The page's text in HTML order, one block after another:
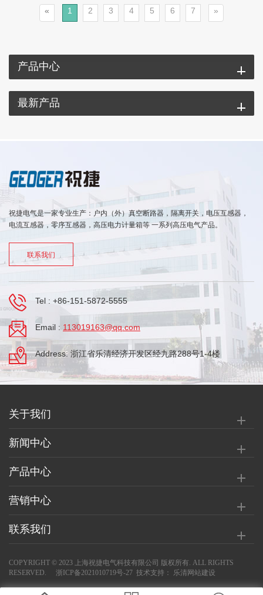
« 1 2 3 4 5 6 7 »
产品中心
最新产品
祝捷电气是一家专业生产：户内（外）真空断路器，隔离开关，电压互感器，
电流互感器，零序互感器，高压电力计量箱等 一系列高压电气产品。
联系我们
Tel : +86-151-5872-5555
Email : 113019163@qq.com
Address: 浙江省乐清经济开发区经九路288号1-4楼
关于我们
新闻中心
产品中心
营销中心
联系我们
COPYRIGHT © 2023 上海祝捷电气科技有限公司 版权所有. ALL RIGHTS
RESERVED.
浙ICP备2021010719号-27 技术支持： 乐清网站建设